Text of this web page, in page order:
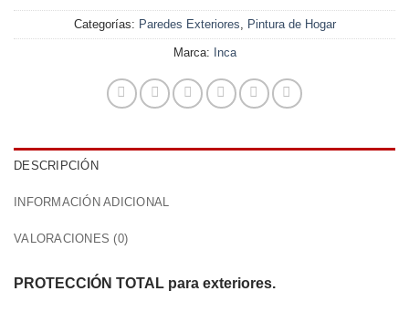
Categorías: Paredes Exteriores Pintura de Hogar
Marca: Inca
DESCRIPCIÓN
INFORMACIÓN ADICIONAL
VALORACIONES (0)
PROTECCIÓN TOTAL para exteriores.